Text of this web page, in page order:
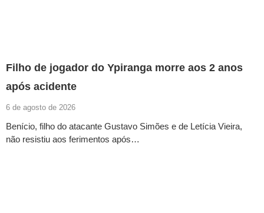
Filho de jogador do Ypiranga morre aos 2 anos
após acidente
6 de agosto de 2026
Benício, filho do atacante Gustavo Simões e de Letícia Vieira,
não resistiu aos ferimentos após…